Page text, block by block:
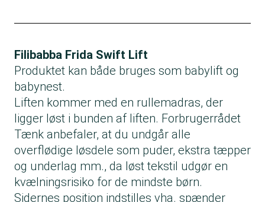
Filibabba Frida Swift Lift
Produktet kan både bruges som babylift og
babynest.
Liften kommer med en rullemadras, der
ligger løst i bunden af liften. Forbrugerrådet
Tænk anbefaler, at du undgår alle
overflødige løsdele som puder, ekstra tæpper
og underlag mm., da løst tekstil udgør en
kvælningsrisiko for de mindste børn.
Sidernes position indstilles vha. spænder